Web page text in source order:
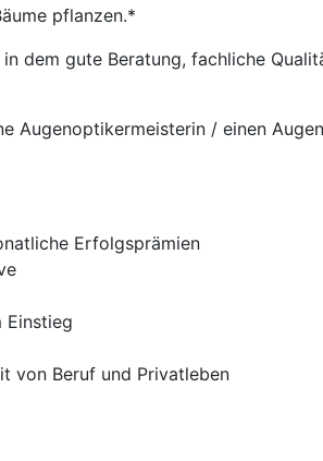
pflanzen.*
dem gute Beratung, fachliche
Augenoptikermeisterin / einen
Erfolgsprämien
Einstieg
von Beruf und Privatleben